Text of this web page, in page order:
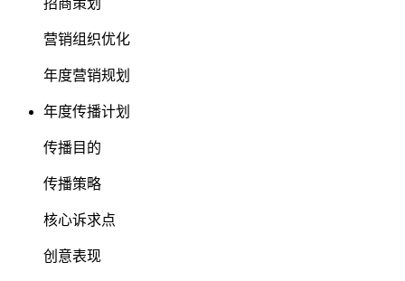
营销组织优化
年度营销规划
年度传播计划
传播目的
传播策略
核心诉求点
创意表现